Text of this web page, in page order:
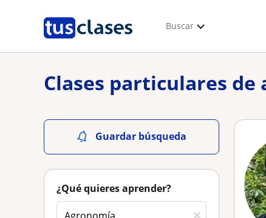
Buscar
Clases particulares de
Guardar búsqueda
¿Qué quieres aprender?